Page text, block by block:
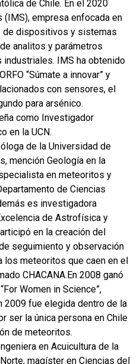
de Chile. En el 2020
(IMS), empresa enfocada en
de dispositivos y sistemas
analitos y parámetros
IMS ha obtenido
“Súmate a innovar” y
con sensores, el
para arsénico.
como Investigador
en la UCN.
de la Universidad de
mención Geología en la
en meteoritos y
de Ciencias
es investigadora
de Astrofísica y
en la creación del
seguimiento y observación
meteoritos que caen en el
CHACANA.En 2008 ganó
Women in Science”,
2009 fue elegida dentro de la
ser la única persona en Chile
de meteoritos.
Ingeniera en Acuicultura de la
magíster en Ciencias del